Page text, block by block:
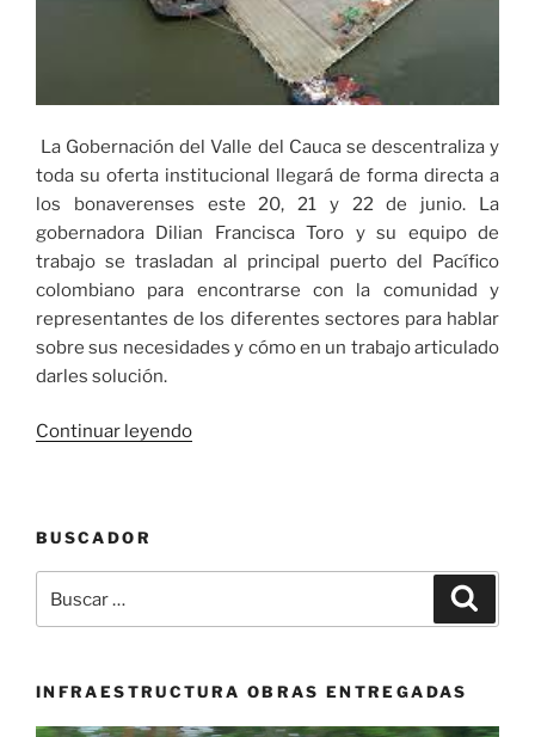
La Gobernación del Valle del Cauca se descentraliza y
toda su oferta institucional llegará de forma directa a
los bonaverenses este 20, 21 y 22 de junio. La
gobernadora Dilian Francisca Toro y su equipo de
trabajo se trasladan al principal puerto del Pacífico
colombiano para encontrarse con la comunidad y
representantes de los diferentes sectores para hablar
sobre sus necesidades y cómo en un trabajo articulado
darles solución.
Continuar leyendo«Gobernación
se
a
durante
BUSCADOR
por:
INFRAESTRUCTURA OBRAS ENTREGADAS